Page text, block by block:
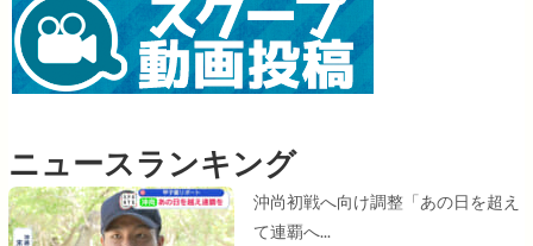
ニュースランキング
沖尚初戦へ向け調整「あの日を超え
て連覇へ...